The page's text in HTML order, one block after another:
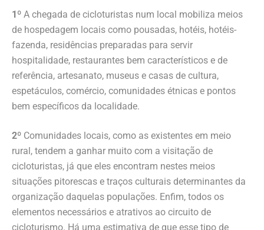
1º A chegada de cicloturistas num local mobiliza meios
de hospedagem locais como pousadas, hotéis, hotéis-
fazenda, residências preparadas para servir
hospitalidade, restaurantes bem característicos e de
referência, artesanato, museus e casas de cultura,
espetáculos, comércio, comunidades étnicas e pontos
bem específicos da localidade.
2º Comunidades locais, como as existentes em meio
rural, tendem a ganhar muito com a visitação de
cicloturistas, já que eles encontram nestes meios
situações pitorescas e traços culturais determinantes da
organização daquelas populações. Enfim, todos os
elementos necessários e atrativos ao circuito de
cicloturismo. Há uma estimativa de que esse tipo de